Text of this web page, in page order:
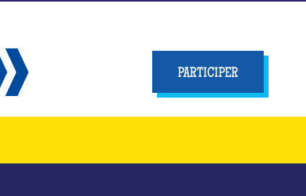
PARTICIPER